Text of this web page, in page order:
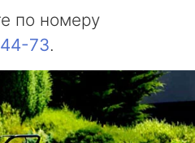
по номеру
73.